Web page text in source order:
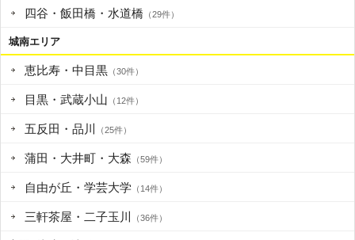
四谷・飯田橋・水道橋 （29件）
城南エリア
恵比寿・中目黒 （30件）
目黒・武蔵小山 （12件）
五反田・品川 （25件）
蒲田・大井町・大森 （59件）
自由が丘・学芸大学 （14件）
三軒茶屋・二子玉川 （36件）